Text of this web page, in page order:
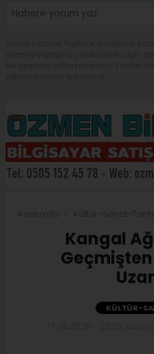
Kangal
KÜLTÜR-